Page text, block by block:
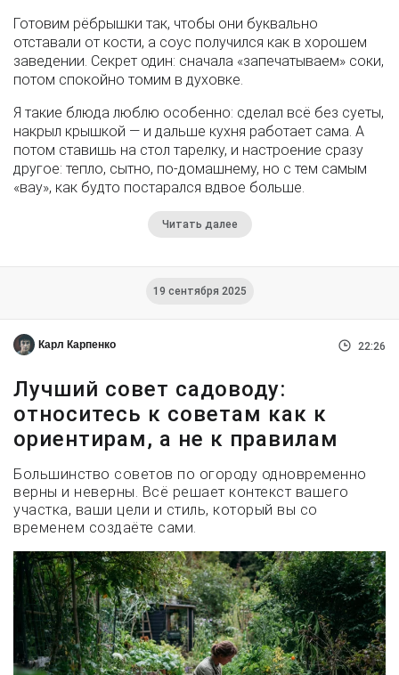
Готовим рёбрышки так, чтобы они буквально
отставали от кости, а соус получился как в хорошем
заведении. Секрет один: сначала «запечатываем» соки,
потом спокойно томим в духовке.
Я такие блюда люблю особенно: сделал всё без суеты,
накрыл крышкой — и дальше кухня работает сама. А
потом ставишь на стол тарелку, и настроение сразу
другое: тепло, сытно, по-домашнему, но с тем самым
«вау», как будто постарался вдвое больше.
Читать далее
19 сентября 2025
Карл Карпенко 22:26
Лучший совет садоводу:
относитесь к советам как к
ориентирам, а не к правилам
Большинство советов по огороду одновременно
верны и неверны. Всё решает контекст вашего
участка, ваши цели и стиль, который вы со
временем создаёте сами.